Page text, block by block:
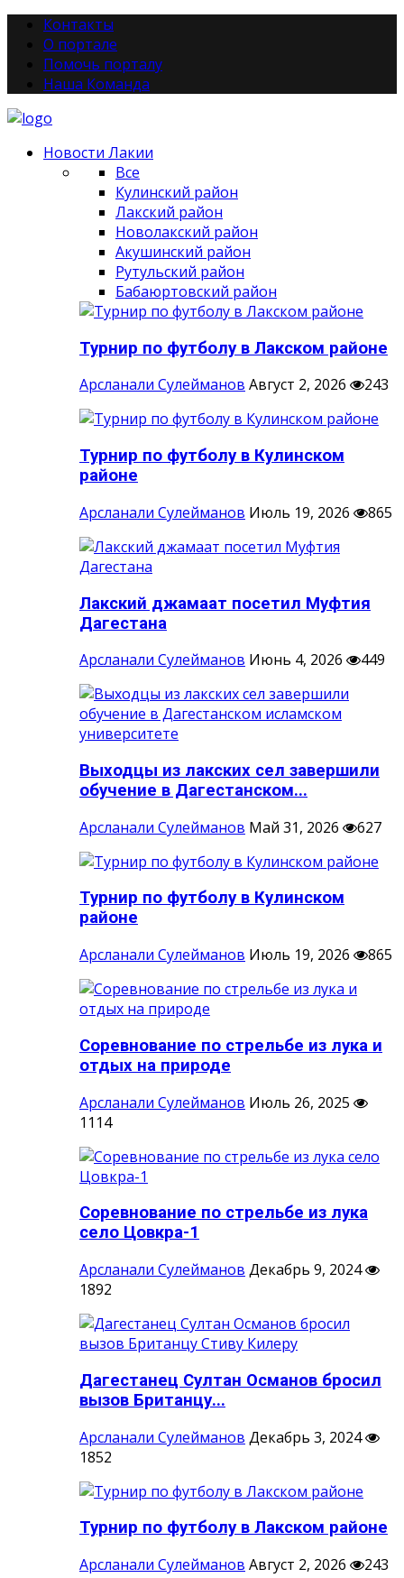
Контакты
О портале
Помочь порталу
Наша Команда
Новости Лакии
Все
Кулинский район
Лакский район
Новолакский район
Акушинский район
Рутульский район
Бабаюртовский район
Турнир по футболу в Лакском районе
Арсланали Сулейманов Август 2, 2026 243
Турнир по футболу в Кулинском
районе
Арсланали Сулейманов Июль 19, 2026 865
Лакский джамаат посетил Муфтия
Дагестана
Арсланали Сулейманов Июнь 4, 2026 449
Выходцы из лакских сел завершили
обучение в Дагестанском...
Арсланали Сулейманов Май 31, 2026 627
Турнир по футболу в Кулинском
районе
Арсланали Сулейманов Июль 19, 2026 865
Соревнование по стрельбе из лука и
отдых на природе
Арсланали Сулейманов Июль 26, 2025
1114
Соревнование по стрельбе из лука
село Цовкра-1
Арсланали Сулейманов Декабрь 9, 2024
1892
Дагестанец Султан Османов бросил
вызов Британцу...
Арсланали Сулейманов Декабрь 3, 2024
1852
Турнир по футболу в Лакском районе
Арсланали Сулейманов Август 2, 2026 243